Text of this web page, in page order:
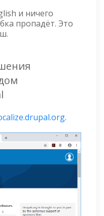
и ничего
пропадёт. Это
.